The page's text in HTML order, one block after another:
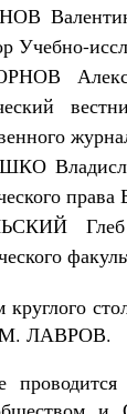
Учебно-
Глеб
круглого
ЛАВРОВ.